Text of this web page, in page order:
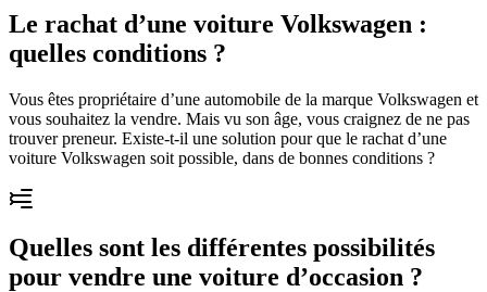
Le rachat d’une voiture Volkswagen :
quelles conditions ?
Vous êtes propriétaire d’une automobile de la marque Volkswagen et
vous souhaitez la vendre. Mais vu son âge, vous craignez de ne pas
trouver preneur. Existe-t-il une solution pour que le rachat d’une
voiture Volkswagen soit possible, dans de bonnes conditions ?
Quelles sont les différentes possibilités
pour vendre une voiture d’occasion ?